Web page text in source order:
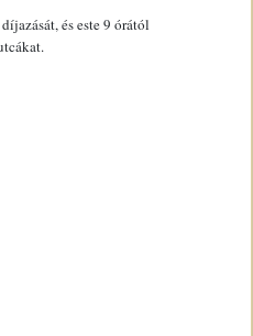
és este 9 órától